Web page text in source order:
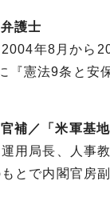
護士
年8月から
『憲法9条と安
補／「米軍基
用局長、人事
とで内閣官房